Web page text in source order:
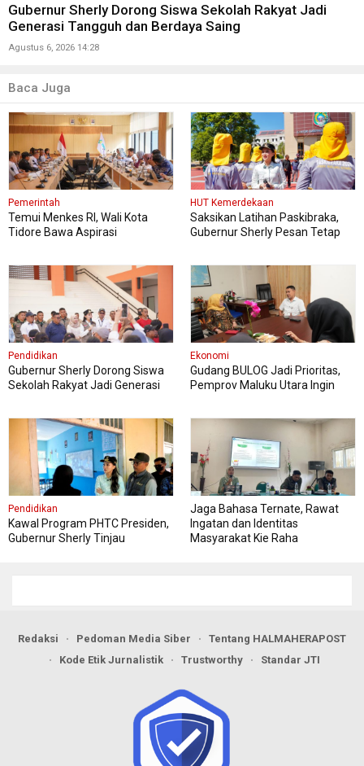
Gubernur Sherly Dorong Siswa Sekolah Rakyat Jadi
Generasi Tangguh dan Berdaya Saing
Agustus 6, 2026 14:28
Baca Juga
Pemerintah
Temui Menkes RI, Wali Kota
Tidore Bawa Aspirasi
HUT Kemerdekaan
Saksikan Latihan Paskibraka,
Gubernur Sherly Pesan Tetap
Pendidikan
Gubernur Sherly Dorong Siswa
Sekolah Rakyat Jadi Generasi
Ekonomi
Gudang BULOG Jadi Prioritas,
Pemprov Maluku Utara Ingin
Pendidikan
Kawal Program PHTC Presiden,
Gubernur Sherly Tinjau
Jaga Bahasa Ternate, Rawat
Ingatan dan Identitas
Masyarakat Kie Raha
Redaksi Pedoman Media Siber
Tentang HALMAHERAPOST
Kode Etik Jurnalistik
Trustworthy Standar JTI